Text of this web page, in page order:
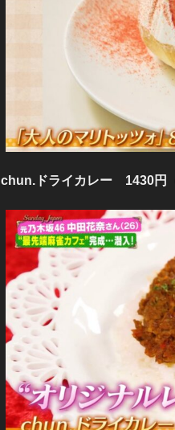
chun.ドライカレー 1430円（